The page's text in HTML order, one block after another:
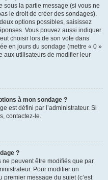
sous la partie message (si vous ne
le droit de créer des sondages).
options possibles, saisissez
Vous pouvez aussi indiquer
choisir lors de son vote dans
en jours du sondage (mettre « 0 »
aux utilisateurs de modifier leur
à mon sondage ?
est défini par l’administrateur. Si
contactez-le.
?
peuvent être modifiés que par
Pour modifier un
premier message du sujet (c’est